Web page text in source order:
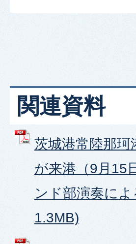
関連資料
茨城港常陸那珂
が来港（9月15
ンド部演奏に
1.3MB)